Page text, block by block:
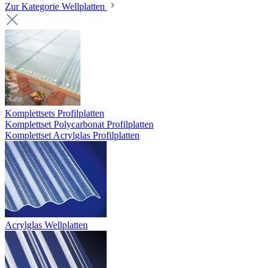
Zur Kategorie Wellplatten
Komplettsets Profilplatten
Komplettset Polycarbonat Profilplatten
Komplettset Acrylglas Profilplatten
Acrylglas Wellplatten